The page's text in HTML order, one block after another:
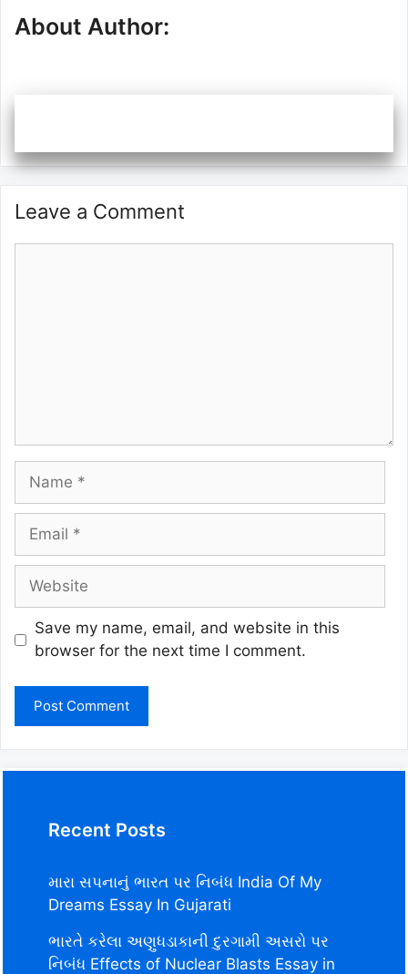
About Author:
Leave a Comment
Name
Email
Website
Save my name, email, and website in this
browser for the next time I comment.
Recent Posts
મારા સપનાનું ભારત પર નિબંધ India Of My
Dreams Essay In Gujarati
ભારતે કરેલા અણુધડાકાની દુરગામી અસરો પર
નિબંધ Effects of Nuclear Blasts Essay in